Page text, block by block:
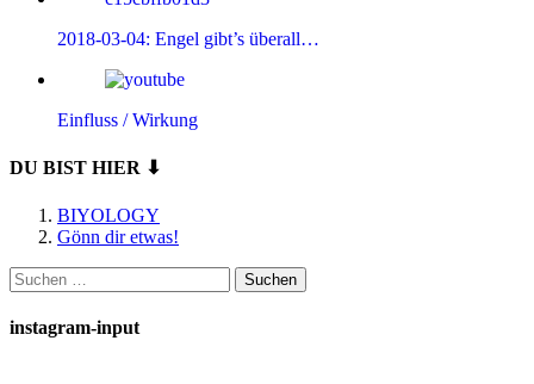
2018-03-04: Engel gibt’s überall…
Einfluss / Wirkung
DU BIST HIER ⬇
BIYOLOGY
Gönn dir etwas!
Suchen
nach:
instagram-input